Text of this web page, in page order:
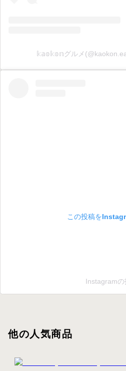
𝕜𝕒𝕠𝕜𝕠𝕟グルメ
この投稿を
Instagramの
他の人気商品